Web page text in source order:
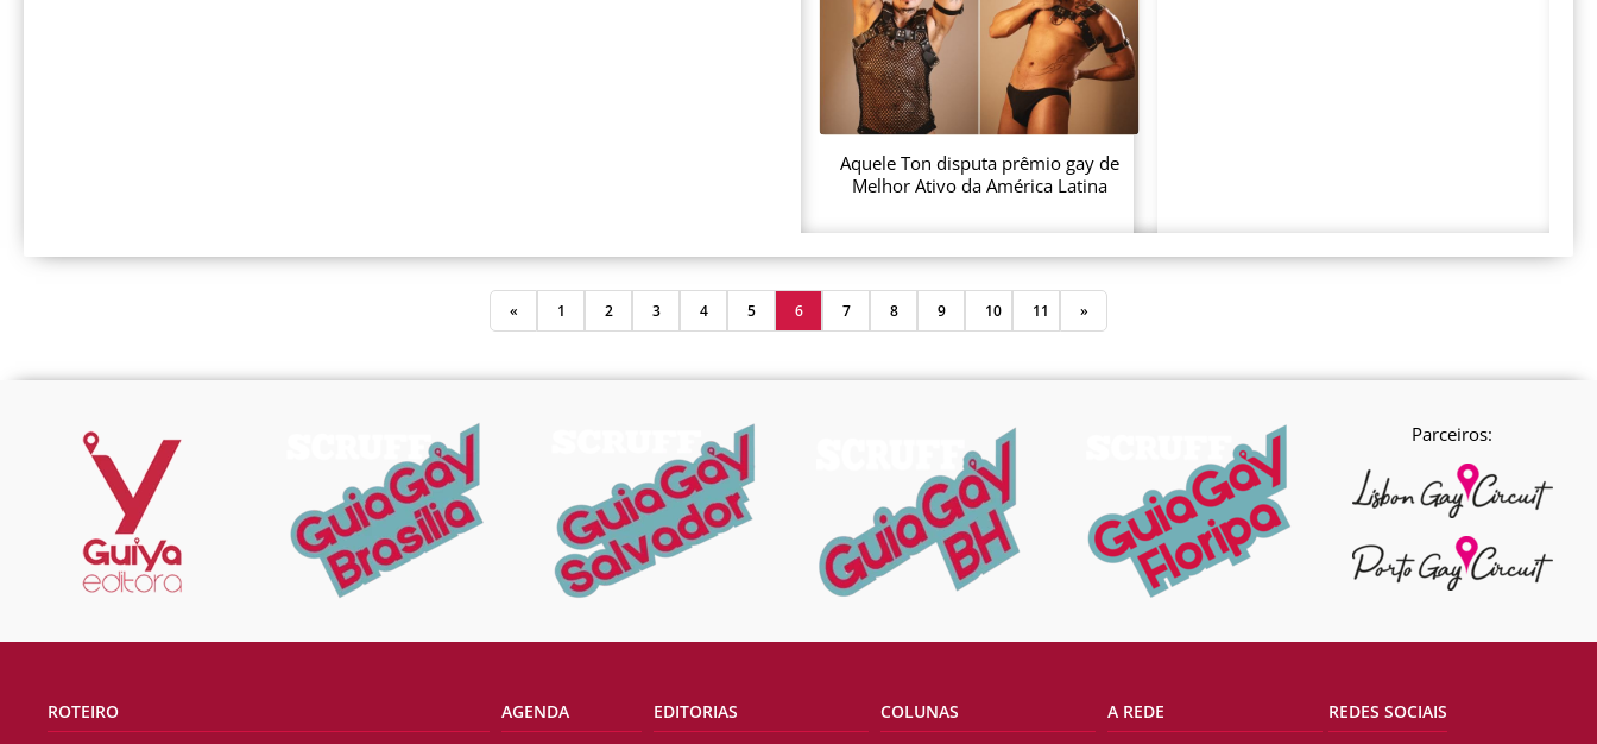
Aquele Ton disputa prêmio gay de
Melhor Ativo da América Latina
« 1 2 3 4 5 6 7 8 9 10 11 »
Parceiros:
ROTEIRO AGENDA EDITORIAS COLUNAS A REDE REDES SOCIAIS